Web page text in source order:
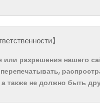
】
или разрешения нашего
также не должно быть